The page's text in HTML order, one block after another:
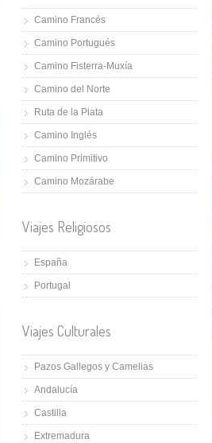
Camino Francés
Camino Portugués
Camino Fisterra-Muxía
Camino del Norte
Ruta de la Plata
Camino Inglés
Camino Primitivo
Camino Mozárabe
Viajes Religiosos
España
Portugal
Viajes Culturales
Pazos Gallegos y Camelias
Andalucía
Castilla
Extremadura